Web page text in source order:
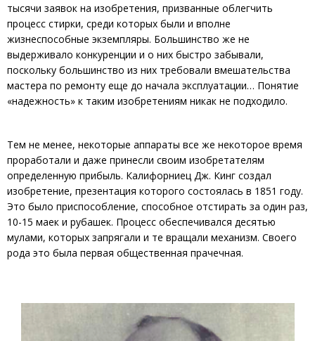
тысячи заявок на изобретения, призванные облегчить
процесс стирки, среди которых были и вполне
жизнеспособные экземпляры. Большинство же не
выдерживало конкуренции и о них быстро забывали,
поскольку большинство из них требовали вмешательства
мастера по ремонту еще до начала эксплуатации… Понятие
«надежность» к таким изобретениям никак не подходило.
Тем не менее, некоторые аппараты все же некоторое время
проработали и даже принесли своим изобретателям
определенную прибыль. Калифорниец Дж. Кинг создал
изобретение, презентация которого состоялась в 1851 году.
Это было приспособление, способное отстирать за один раз,
10-15 маек и рубашек. Процесс обеспечивался десятью
мулами, которых запрягали и те вращали механизм. Своего
рода это была первая общественная прачечная.